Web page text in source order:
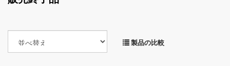
製品の比較